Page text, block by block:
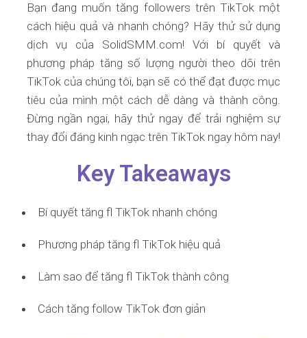
Bạn đang muốn tăng followers trên TikTok một
cách hiệu quả và nhanh chóng? Hãy thử sử dụng
dịch vụ của SolidSMM.com! Với bí quyết và
phương pháp tăng số lượng người theo dõi trên
TikTok của chúng tôi, bạn sẽ có thể đạt được mục
tiêu của mình một cách dễ dàng và thành công.
Đừng ngần ngại, hãy thử ngay để trải nghiệm sự
thay đổi đáng kinh ngạc trên TikTok ngay hôm nay!
Key Takeaways
Bí quyết tăng fl TikTok nhanh chóng
Phương pháp tăng fl TikTok hiệu quả
Làm sao để tăng fl TikTok thành công
Cách tăng follow TikTok đơn giản